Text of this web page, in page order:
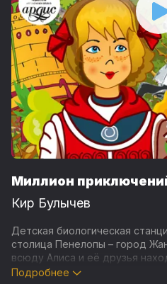
Миллион
Кир Булычев
Детская биологическая
столица Пенелопы – город
всюду Алиса и её друзья
Подробнее